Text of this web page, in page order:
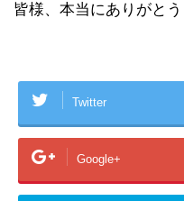
皆様、本当にありがとう
Twitter
Google+